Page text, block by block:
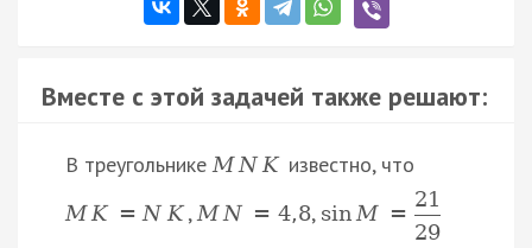
Вместе с этой задачей также решают:
В треугольникеM N K известно, что
M K = N K ,M N = 4,8, sin M =
21
29